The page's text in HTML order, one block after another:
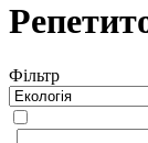
Фiльтр